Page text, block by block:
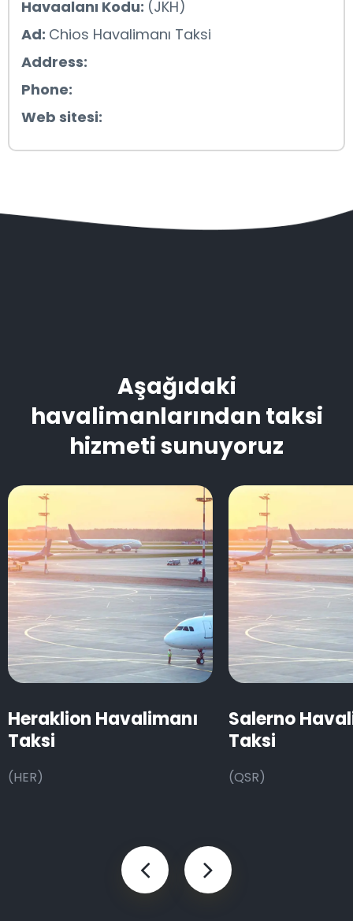
Havaalanı Kodu: (JKH)
Ad: Chios Havalimanı Taksi
Address:
Phone:
Web sitesi:
Aşağıdaki
havalimanlarından taksi
hizmeti sunuyoruz
Heraklion Havalimanı
Taksi
(HER)
Salerno
Taksi
(QSR)